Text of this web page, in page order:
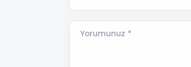
Yorumunuz *